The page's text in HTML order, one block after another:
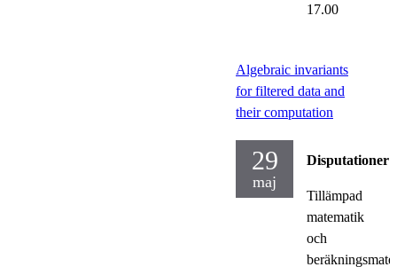
17.00
Algebraic invariants
for filtered data and
their computation
29
maj
Disputationer
Tillämpad
matematik
och